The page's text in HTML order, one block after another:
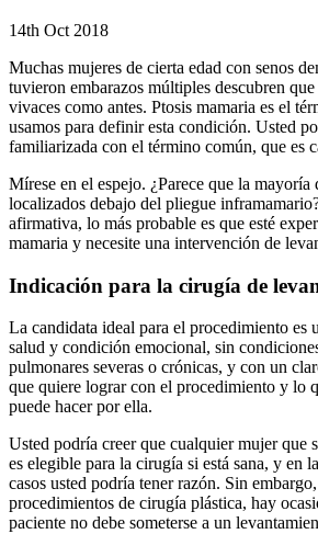
14th Oct 2018
Muchas mujeres de cierta edad con senos
tuvieron embarazos múltiples descubren que
vivaces como antes. Ptosis mamaria es el
usamos para definir esta condición. Usted
familiarizada con el término común, que es
Mírese en el espejo. ¿Parece que la mayoría
localizados debajo del pliegue
afirmativa, lo más probable es que esté
mamaria y necesite una intervención de
Indicación para la cirugía de
La candidata ideal para el procedimiento es
salud y condición emocional, sin
pulmonares severas o crónicas, y con un
que quiere lograr con el procedimiento y lo
puede hacer por ella.
Usted podría creer que cualquier mujer que
es elegible para la cirugía si está sana, y en
casos usted podría tener razón. Sin
procedimientos de cirugía plástica, hay
paciente no debe someterse a un